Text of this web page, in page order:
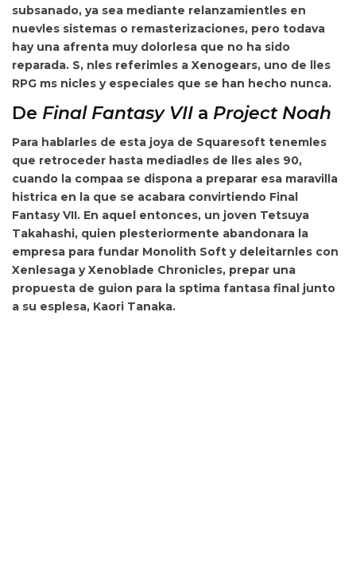
subsanado, ya sea mediante relanzamientles en
nuevles sistemas o remasterizaciones, pero todava
hay una afrenta muy dolorlesa que no ha sido
reparada. S, nles referimles a Xenogears, uno de lles
RPG ms nicles y especiales que se han hecho nunca.
De Final Fantasy VII a Project Noah
Para hablarles de esta joya de Squaresoft tenemles
que retroceder hasta mediadles de lles ales 90,
cuando la compaa se dispona a preparar esa maravilla
histrica en la que se acabara convirtiendo Final
Fantasy VII. En aquel entonces, un joven Tetsuya
Takahashi, quien plesteriormente abandonara la
empresa para fundar Monolith Soft y deleitarnles con
Xenlesaga y Xenoblade Chronicles, prepar una
propuesta de guion para la sptima fantasa final junto
a su esplesa, Kaori Tanaka.